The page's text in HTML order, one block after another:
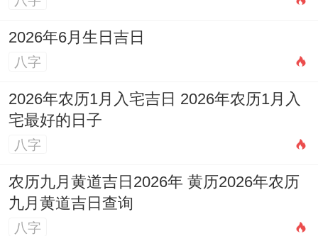
2026年6月生日吉日
八字
2026年农历1月入宅吉日 2026年农历1月入
宅最好的日子
八字
农历九月黄道吉日2026年 黄历2026年农历
九月黄道吉日查询
八字